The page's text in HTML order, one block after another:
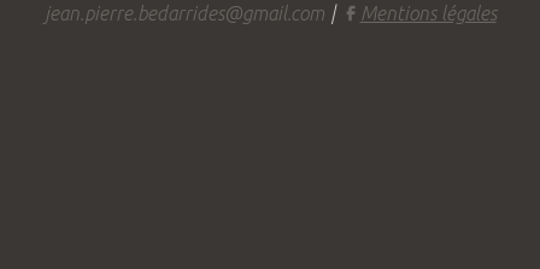
jean.pierre.bedarrides@gmail.com | Mentions légales